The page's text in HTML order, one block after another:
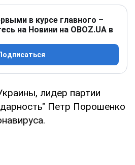
в курсе главного –
на Новини на OBOZ.UA в
лидер партии
Петр Порошенко